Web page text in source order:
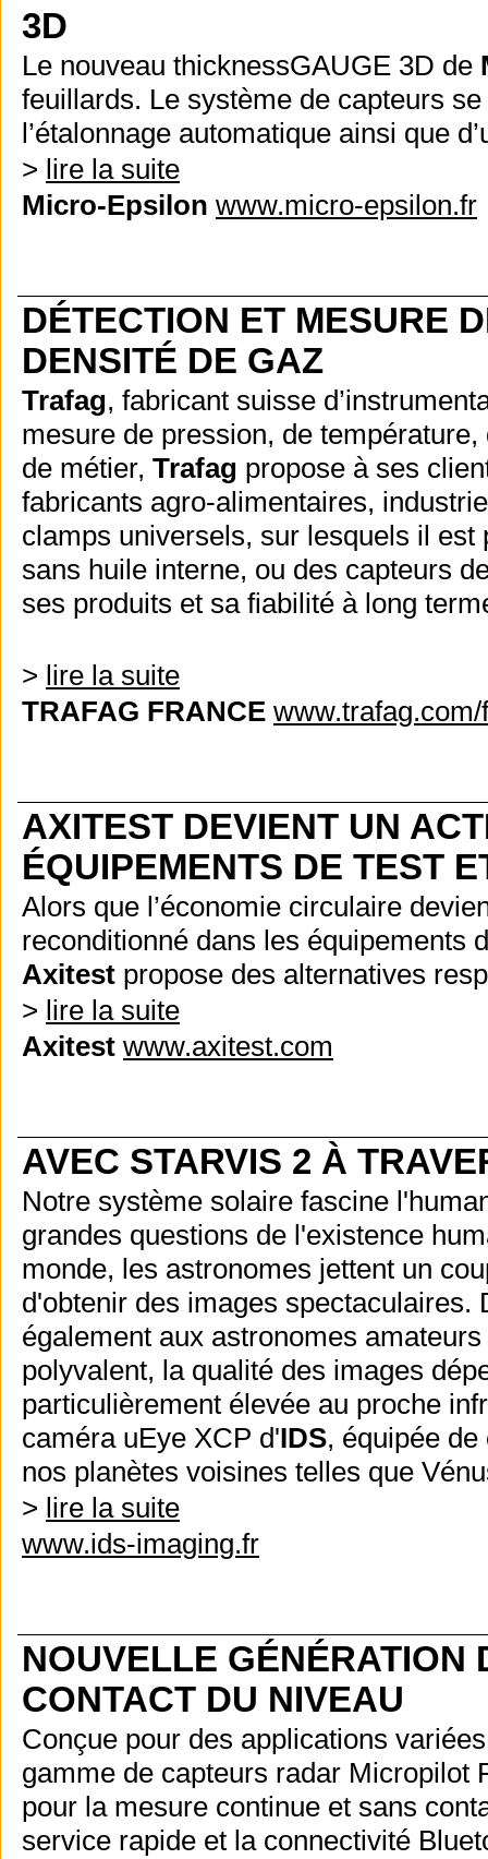
3D
Le nouveau thicknessGAUGE 3D de
feuillards. Le système de capteurs
l’étalonnage automatique ainsi que
> lire la suite
Micro-Epsilon www.micro-epsilon.fr
DÉTECTION ET MESURE
DENSITÉ DE GAZ
Trafag, fabricant suisse
mesure de pression, de
de métier, Trafag propose à ses
fabricants agro-alimentaires,
clamps universels, sur lesquels il
sans huile interne, ou des capteurs
ses produits et sa fiabilité à long
> lire la suite
TRAFAG FRANCE www.trafag.com/
AXITEST DEVIENT UN
ÉQUIPEMENTS DE TEST
Alors que l’économie circulaire
reconditionné dans les équipements
Axitest propose des alternatives
> lire la suite
Axitest www.axitest.com
AVEC STARVIS 2 À
Notre système solaire fascine
grandes questions de l'existence
monde, les astronomes jettent un
d'obtenir des images
également aux astronomes
polyvalent, la qualité des images
particulièrement élevée au proche
caméra uEye XCP d'IDS, équipée
nos planètes voisines telles que
> lire la suite
www.ids-imaging.fr
NOUVELLE GÉNÉRATION
CONTACT DU NIVEAU
Conçue pour des applications
gamme de capteurs radar Micropilot
pour la mesure continue et sans
service rapide et la connectivité